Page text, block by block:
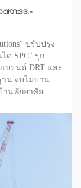
จาะรร.-
ปรับปรุง
ด SPC" รุก
บรนด์ DRT และ
น งบไม่บาน
านพักอาศัย